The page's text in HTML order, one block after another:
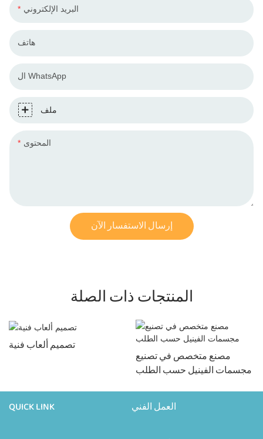
البريد الإلكتروني
هاتف
ال WhatsApp
ملف
المحتوى
إرسال الاستفسار الآن
المنتجات ذات الصلة
تصميم ألعاب فنية
مصنع متخصص في تصنيع
مجسمات الفينيل حسب الطلب
QUICK LINK العمل الفني